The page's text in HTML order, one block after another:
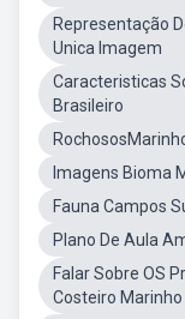
Representação
Unica Imagem
Caracteristicas
Brasileiro
Imagens Bioma
Fauna Campos
Plano De Aula
Falar Sobre OS
Costeiro Marinho